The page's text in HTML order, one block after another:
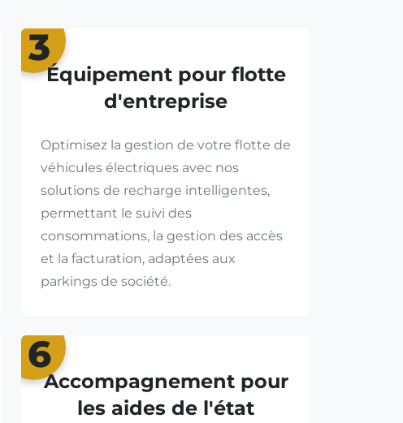
3
Équipement pour flotte
d'entreprise
Optimisez la gestion de votre flotte de
véhicules électriques avec nos
solutions de recharge intelligentes,
permettant le suivi des
consommations, la gestion des accès
et la facturation, adaptées aux
parkings de société.
6
Accompagnement pour
les aides de l'état